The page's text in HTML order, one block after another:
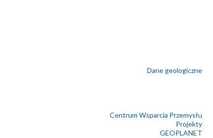
Dane geologiczne
Centrum Wsparcia Przemysłu
Projekty
GEOPLANET